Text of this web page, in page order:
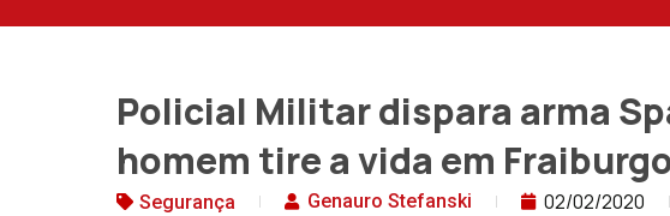
Policial Militar dispara arma
homem tire a vida em
Segurança Genauro Stefanski 02/02/2020